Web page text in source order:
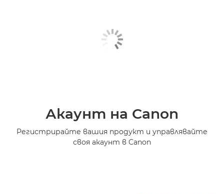
Акаунт на Canon
Регистрирайте вашия продукт и управлявайте
своя акаунт в Canon